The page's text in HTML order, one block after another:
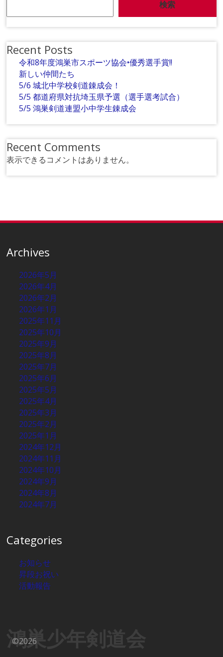
検索
Recent Posts
令和8年度鴻巣市スポーツ協会•優秀選手賞!!
新しい仲間たち
5/6 城北中学校剣道錬成会！
5/5 都道府県対抗埼玉県予選（選手選考試合）
5/5 鴻巣剣道連盟小中学生錬成会
Recent Comments
表示できるコメントはありません。
Archives
2026年5月
2026年4月
2026年2月
2026年1月
2025年11月
2025年10月
2025年9月
2025年8月
2025年7月
2025年6月
2025年5月
2025年4月
2025年3月
2025年2月
2025年1月
2024年12月
2024年11月
2024年10月
2024年9月
2024年8月
2024年7月
Categories
お知らせ
昇段お祝い
活動報告
鴻巣少年剣道会
©2026